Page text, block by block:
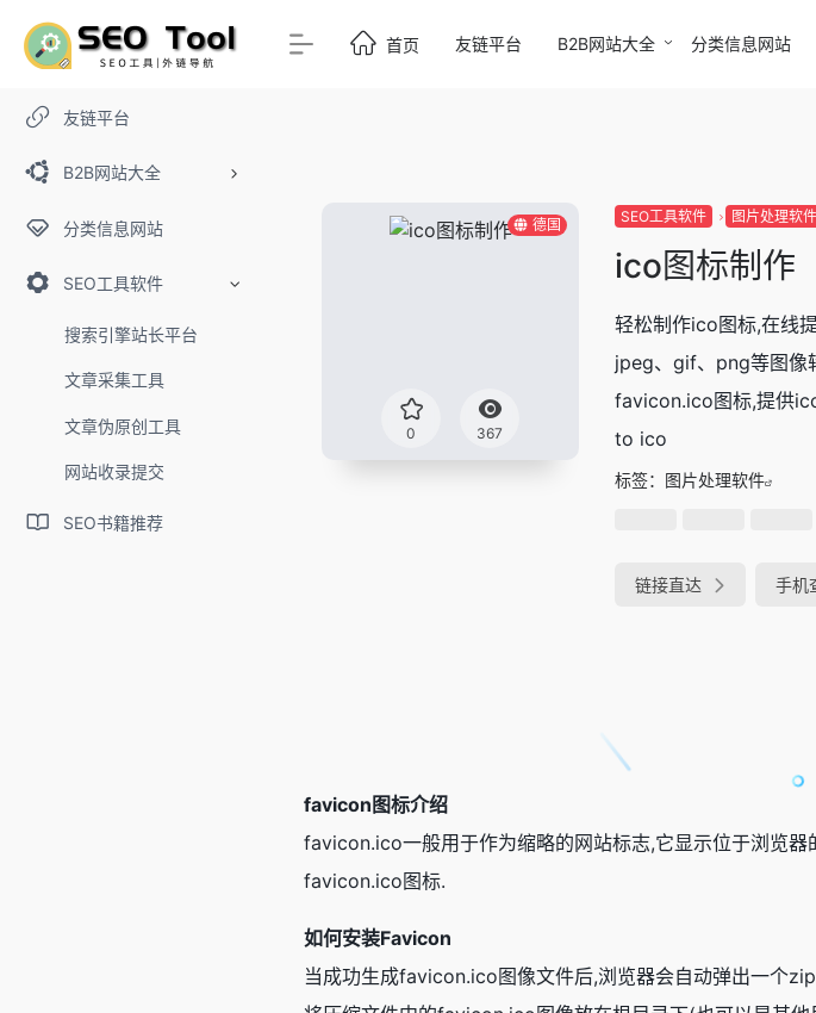
友链平台
B2B网站大全
分类信息网站
SEO工具软件
搜索引擎站长平台
文章采集工具
文章伪原创工具
网站收录提交
SEO书籍推荐
首页 友链平台 B2B网站大全 分类信息网站
德国
0 367
SEO工具软件 图片处理软件
ico图标制作
轻松制作ico图标,在线
jpeg、gif、png等图像
favicon.ico图标,提供
to ico
标签： 图片处理软件
链接直达 手机
favicon图标介绍
favicon.ico一般用于作为缩略的网站标志,它显示位于浏览
favicon.ico图标.
如何安装Favicon
当成功生成favicon.ico图像文件后,浏览器会自动弹出一个